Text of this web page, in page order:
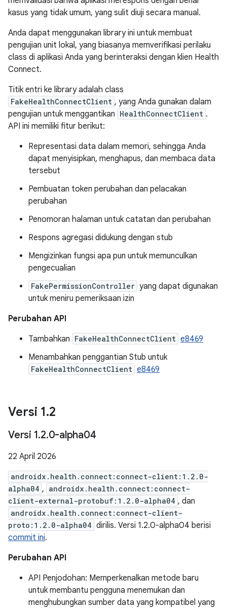
kasus yang tidak umum, yang sulit diuji secara manual.
Anda dapat menggunakan library ini untuk membuat
pengujian unit lokal, yang biasanya memverifikasi perilaku
class di aplikasi Anda yang berinteraksi dengan klien Health
Connect.
Titik entri ke library adalah class
FakeHealthConnectClient , yang Anda gunakan dalam
pengujian untuk menggantikan HealthConnectClient .
API ini memiliki fitur berikut:
Representasi data dalam memori, sehingga Anda
dapat menyisipkan, menghapus, dan membaca data
tersebut
Pembuatan token perubahan dan pelacakan
perubahan
Penomoran halaman untuk catatan dan perubahan
Respons agregasi didukung dengan stub
Mengizinkan fungsi apa pun untuk memunculkan
pengecualian
FakePermissionController yang dapat digunakan
untuk meniru pemeriksaan izin
Perubahan API
Tambahkan FakeHealthConnectClient e8469
Menambahkan penggantian Stub untuk
FakeHealthConnectClient e8469
Versi 1.2
Versi 1.2.0-alpha04
22 April 2026
androidx.health.connect:connect-client:1.2.0-
alpha04 , androidx.health.connect:connect-
client-external-protobuf:1.2.0-alpha04 , dan
androidx.health.connect:connect-client-
proto:1.2.0-alpha04 dirilis. Versi 1.2.0-alpha04 berisi
commit ini.
Perubahan API
API Penjodohan: Memperkenalkan metode baru
untuk membantu pengguna menemukan dan
menghubungkan sumber data yang kompatibel yang